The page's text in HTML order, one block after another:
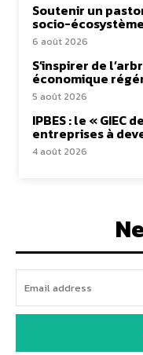
Soutenir un
socio-
6 août 2026
S’inspirer de
économique
5 août 2026
IPBES : le «
entreprises à
4 août 2026